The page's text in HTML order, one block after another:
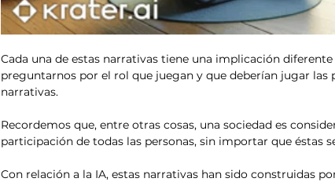
Cada una de estas narrativas tiene una implicación
preguntarnos por el rol que juegan y que deberían jugar las
narrativas.
Recordemos que, entre otras cosas, una sociedad es
participación de todas las personas, sin importar que éstas
Con relación a la IA, estas narrativas han sido construidas